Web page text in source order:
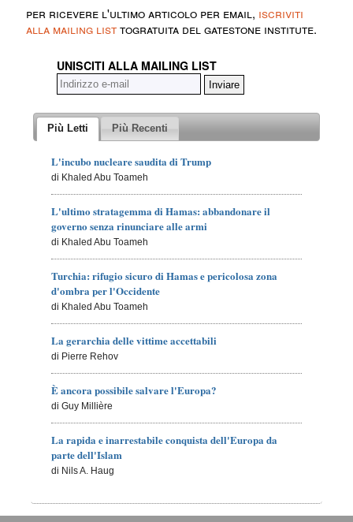
per ricevere l'ultimo articolo per email, iscriviti
alla mailing listtogratuita del gatestone institute.
UNISCITI ALLA MAILING LIST
Più Letti Più Recenti
L'incubo nucleare saudita di Trump
di Khaled Abu Toameh
L'ultimo stratagemma di Hamas: abbandonare il
governo senza rinunciare alle armi
di Khaled Abu Toameh
Turchia: rifugio sicuro di Hamas e pericolosa zona
d'ombra per l'Occidente
di Khaled Abu Toameh
La gerarchia delle vittime accettabili
di Pierre Rehov
È ancora possibile salvare l'Europa?
di Guy Millière
La rapida e inarrestabile conquista dell'Europa da
parte dell'Islam
di Nils A. Haug